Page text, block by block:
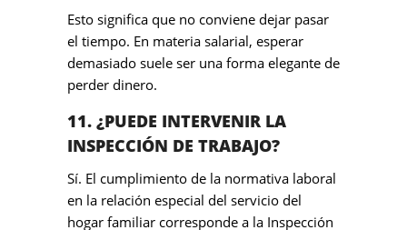
Esto significa que no conviene dejar pasar
el tiempo. En materia salarial, esperar
demasiado suele ser una forma elegante de
perder dinero.
11. ¿PUEDE INTERVENIR LA
INSPECCIÓN DE TRABAJO?
Sí. El cumplimiento de la normativa laboral
en la relación especial del servicio del
hogar familiar corresponde a la Inspección